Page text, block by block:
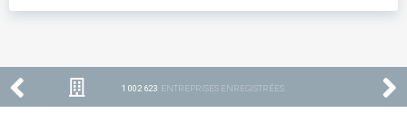
1 002 623 ENTREPRISES ENREGISTRÉES